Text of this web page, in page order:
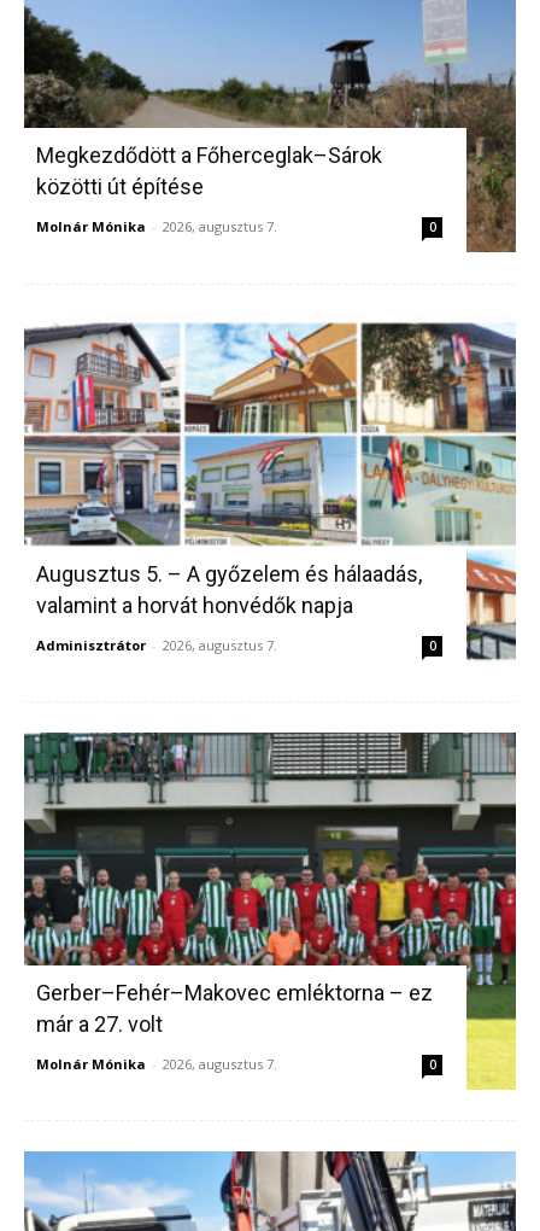
Megkezdődött a Főherceglak–Sárok
közötti út építése
Molnár Mónika - 2026, augusztus 7. 0
Augusztus 5. – A győzelem és hálaadás,
valamint a horvát honvédők napja
Adminisztrátor - 2026, augusztus 7. 0
Gerber–Fehér–Makovec emléktorna – ez
már a 27. volt
Molnár Mónika - 2026, augusztus 7. 0